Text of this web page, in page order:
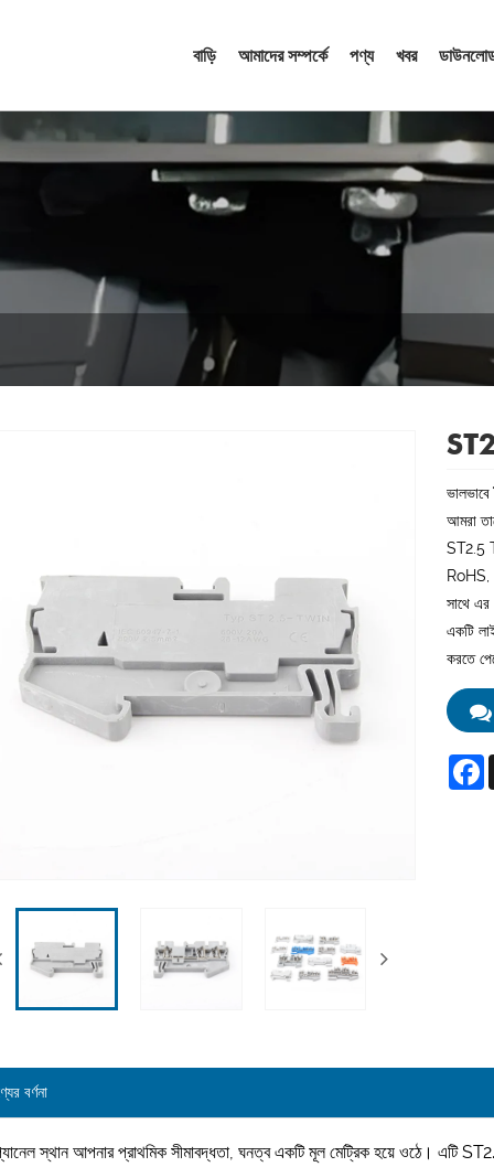
বাড়ি আমাদের সম্পর্কে পণ্য খবর
আমরা
ST2.5
RoHS,
সাথে এর
একটি
করতে
বর্ণনা
স্থান আপনার প্রাথমিক সীমাবদ্ধতা, ঘনত্ব একটি মূল মেট্রিক হয়ে ওঠে। এটি